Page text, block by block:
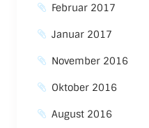
Februar 2017
Januar 2017
November 2016
Oktober 2016
August 2016